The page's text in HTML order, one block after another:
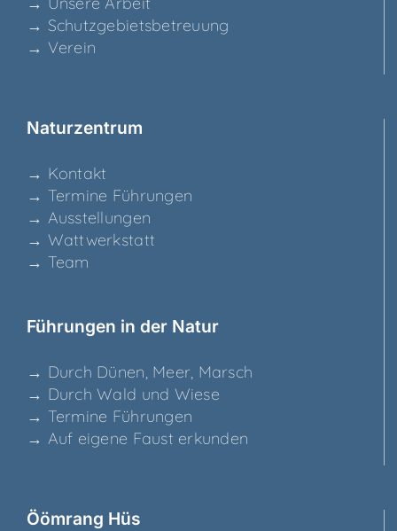
→ Schutz­ge­biets­be­treu­ung
→ Ver­ein
Natur­zen­trum
→ Kon­takt
→ Ter­mi­ne Führungen
→ Aus­stel­lun­gen
→ Watt­werk­statt
→ Team
Füh­run­gen in der Natur
→ Durch Dünen, Meer, Marsch
→ Durch Wald und Wiese
→ Ter­mi­ne Führungen
→ Auf eige­ne Faust erkunden
Ööm­rang Hüs